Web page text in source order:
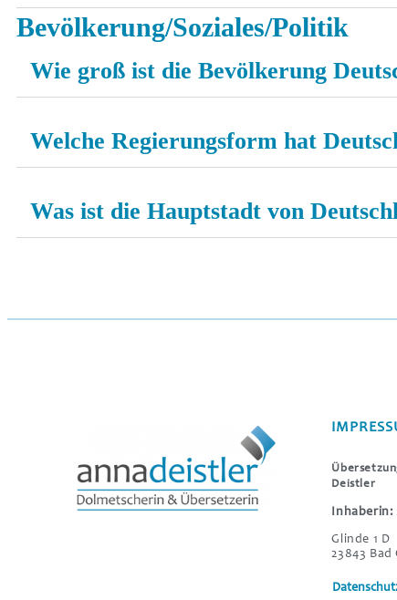
Bevölkerung/Soziales/Politik
Wie groß ist die Bevölkerung
Welche Regierungsform hat
Was ist die Hauptstadt von
Deistler
Inhaberin:
Glinde 1 D
23843 Bad